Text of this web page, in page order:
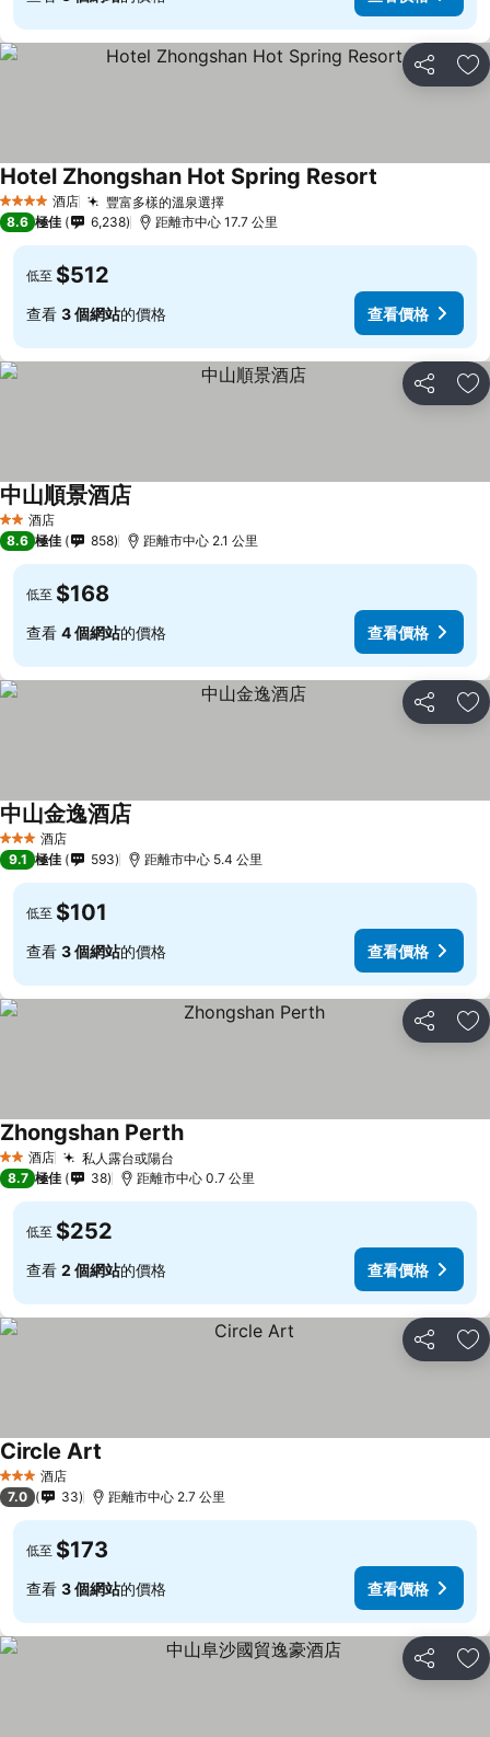
分享 放
4 星級 酒店 豐富多樣的溫泉選擇
Hotel Zhongshan Hot Spring Resort
8.6 極佳 6,238 距離市中心 17.7 公里
低至 $512
查看 3 個網站的價格 查看價格
分享 放
2 星級酒店
中山順景酒店
8.6 極佳 858 距離市中心 2.1 公里
低至 $168
查看 4 個網站的價格 查看價格
分享 放
3 星級 酒店
中山金逸酒店
9.1 極佳 593 距離市中心 5.4 公里
低至 $101
查看 3 個網站的價格 查看價格
分享 放
2 星級酒店 私人露台或陽台
Zhongshan Perth
8.7 極佳 38 距離市中心 0.7 公里
低至 $252
查看 2 個網站的價格 查看價格
分享 放
3 星級 酒店
Circle Art
7.0 33 距離市中心 2.7 公里
低至 $173
查看 3 個網站的價格 查看價格
分享 放